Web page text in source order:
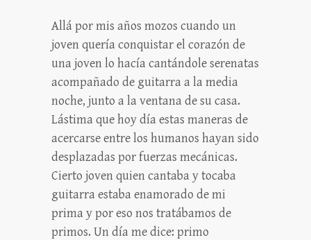
Allá por mis años mozos cuando un
joven quería conquistar el corazón de
una joven lo hacía cantándole serenatas
acompañado de guitarra a la media
noche, junto a la ventana de su casa.
Lástima que hoy día estas maneras de
acercarse entre los humanos hayan sido
desplazadas por fuerzas mecánicas.
Cierto joven quien cantaba y tocaba
guitarra estaba enamorado de mi
prima y por eso nos tratábamos de
primos. Un día me dice: primo